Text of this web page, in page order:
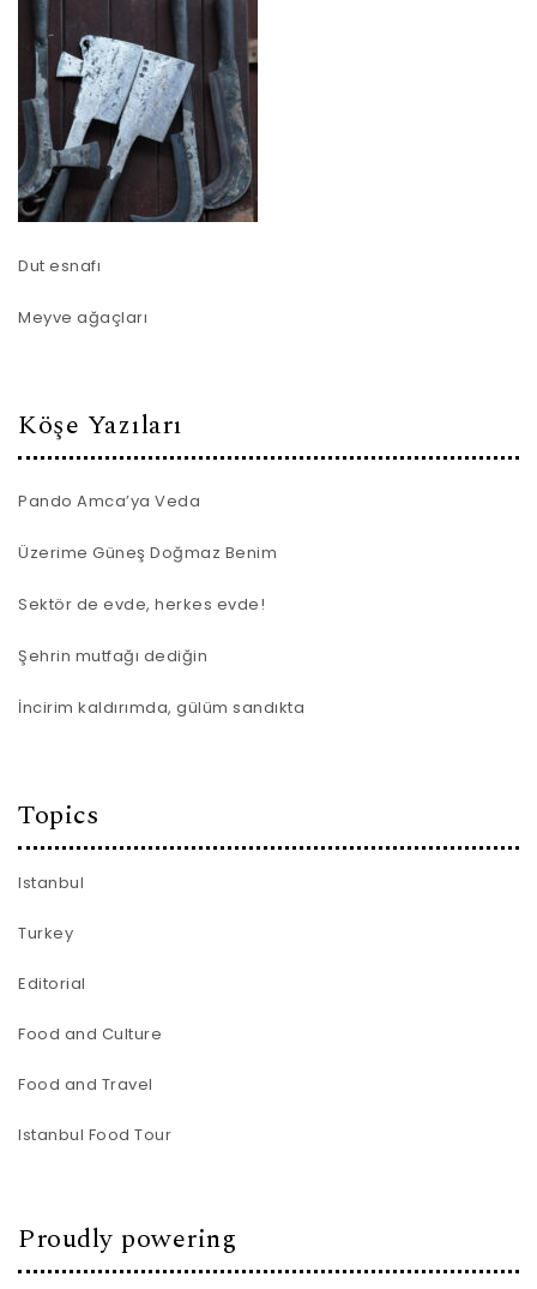
Dut esnafı
Meyve ağaçları
Köşe Yazıları
Pando Amca’ya Veda
Üzerime Güneş Doğmaz Benim
Sektör de evde, herkes evde!
Şehrin mutfağı dediğin
İncirim kaldırımda, gülüm sandıkta
Topics
Istanbul
Turkey
Editorial
Food and Culture
Food and Travel
Istanbul Food Tour
Proudly powering